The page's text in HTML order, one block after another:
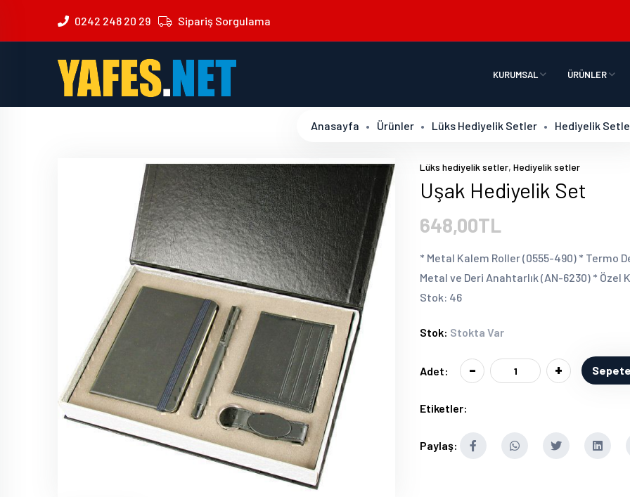
0242 248 20 29 Sipariş Sorgulama
KURUMSAL ÜRÜNLER
Anasayfa Ürünler Lüks Hediyelik Setler Hediyelik
Lüks hediyelik setler, Hediyelik setler
Uşak Hediyelik Set
648,00TL
* Metal Kalem Roller (0555-490) * Termo
Metal ve Deri Anahtarlık (AN-6230) * Özel
Stok: 46
Stok: Stokta Var
Adet: - +
Etiketler:
Paylaş: